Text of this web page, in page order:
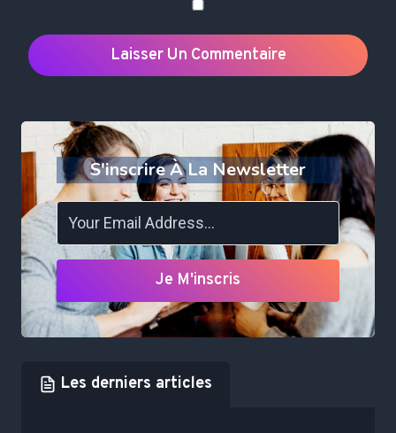
S'inscrire À La Newsletter
Je M'inscris
Les derniers articles